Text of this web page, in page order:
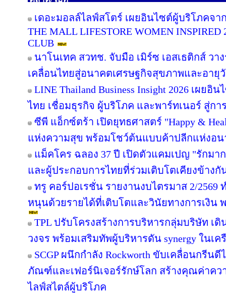
เดอะมอลล์ไลฟ์สโตร์ เผยอินไซต์ผู้บริโภคจา
THE MALL LIFESTORE WOMEN INSPIRED
CLUB
นาโนเทค สวทช. จับมือ เมิร์ซ เอสเธติกส์ วา
เคลื่อนไทยสู่อนาคตเศรษฐกิจสุขภาพและอายุ
LINE Thailand Business Insight 2026 เผย
ไทย เชื่อมธุรกิจ ผู้บริโภค และพาร์ทเนอร์ สู่กา
ซีพี แอ็กซ์ตร้า เปิดยุทธศาสตร์ "Happy &
แห่งความสุข พร้อมโชว์ต้นแบบค้าปลีกแห่งอ
แม็คโคร ฉลอง 37 ปี เปิดตัวแคมเปญ "รักม
และผู้ประกอบการไทยที่ร่วมเติบโตเคียงข้างกั
ทรู คอร์ปอเรชั่น รายงานงบไตรมาส 2/2569
หนุนด้วยรายได้ที่เติบโตและวินัยทางการเงิน
TPL ปรับโครงสร้างการบริหารกลุ่มบริษัท เ
วงจร พร้อมเสริมทัพผู้บริหารดัน synergy ในเค
SCGP ผนึกกำลัง Rockworth ขับเคลื่อนกรี
ภัณฑ์และเฟอร์นิเจอร์รักษ์โลก สร้างคุณค่าคว
ไลฟ์สไตล์ผู้บริโภค